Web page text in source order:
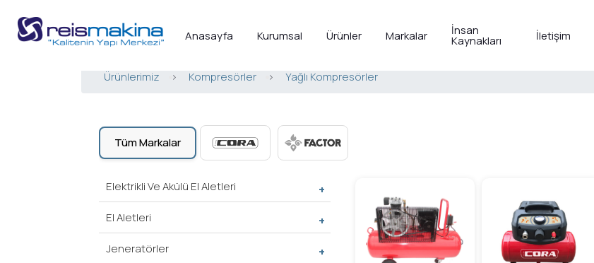
Anasayfa Kurumsal Ürünler Markalar İnsan
Kaynakları İletişim
Ürünlerimiz > Kompresörler > Yağlı Kompresörler
Tüm Markalar
Elektrikli Ve Akülü El Aletleri
El Aletleri
Jeneratörler